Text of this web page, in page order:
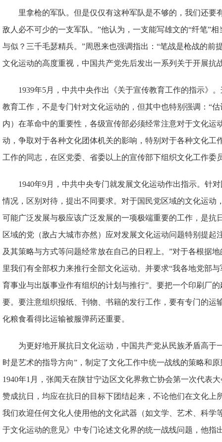
里拿枪的军队。但是仅仅有这种军队是不够的，我们还要
敌人必不可少的一支军队。”他认为，一支能写雄文的“纤笔”
与似？三千毛瑟精兵。”周恩来也强调指出：“笔战是枪战的前
文化运动的高度重视，中国共产党先后发出一系列关于开展抗
1939年5月，中共中央作出《关于宣传教育工作的指示》
教育工作，不是专门针对文化运动的，但其中也特别强调：“
内）在革命中的重要性，各级宣传部必须经常注意对于文化运
动，争取对于各种文化团体机关的影响，特别对于各种文化工
工作的同志，在区党委、省委以上的宣传部下组织文化工作委
1940年9月，中共中央专门就发展文化运动作出指示。针
情况，区别对待，提出不同要求。对于国民党区域的文化运动
可能广泛发展与极应该广泛发展的一项极端重要的工作，是
区域的党（敌占大城市亦然）应对发展文化运动问题特别提起
及其策略与方式等问题经常放在自己的日程上。”对于各根据
里我们有全部权力来推行全部文化运动。并要求“我各地党部
育事业与出版事业作有组织的计划与推行”。要把一个印刷厂
要。要注意组织报纸、刊物、书籍的发行工作，要有专门的运
化粮食看得比运输被服弹药还重要。
为更好地开展抗日文化运动，中国共产党从民族矛盾高于
时是艺术的指导方向”，制定了文化工作中统一战线的策略和
1940年1月，张闻天在陕甘宁边区文化界救亡协会第一次代表
赞成抗日，均应在抗日的目标下团结起来，不论他们在文化上
我们欢迎任何文化人使用他的文化武器（如文学、艺术、科学
于文化运动的意见》中专门论述文化界的统一战线问题，他指